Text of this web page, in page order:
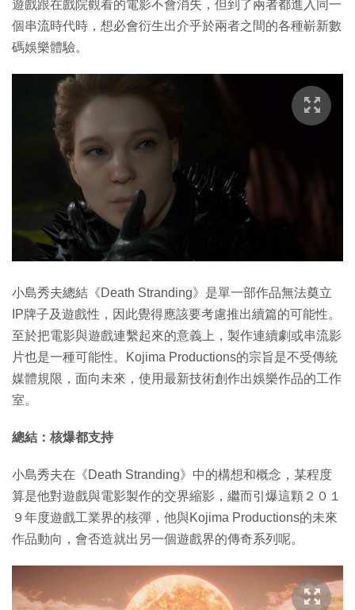
遊戲跟在戲院觀看的電影不會消失，但到了兩者都進入同一
個串流時代時，想必會衍生出介乎於兩者之間的各種嶄新數
碼娛樂體驗。
小島秀夫總結《Death Stranding》是單一部作品無法奠立
IP牌子及遊戲性，因此覺得應該要考慮推出續篇的可能性。
至於把電影與遊戲連繫起來的意義上，製作連續劇或串流影
片也是一種可能性。Kojima Productions的宗旨是不受傳統
媒體規限，面向未來，使用最新技術創作出娛樂作品的工作
室。
總結：核爆都支持
小島秀夫在《Death Stranding》中的構想和概念，某程度
算是他對遊戲與電影製作的交界縮影，繼而引爆這顆２０１
９年度遊戲工業界的核彈，他與Kojima Productions的未來
作品動向，會否造就出另一個遊戲界的傳奇系列呢。